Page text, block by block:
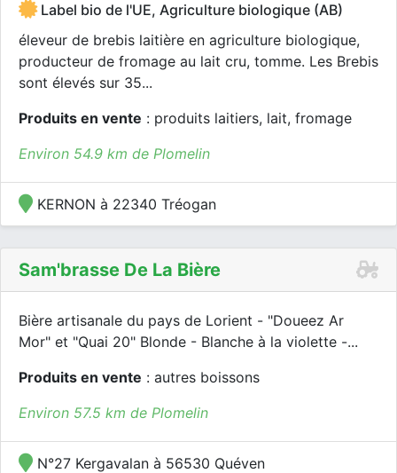
Label bio de l'UE, Agriculture biologique (AB)
éleveur de brebis laitière en agriculture biologique,
producteur de fromage au lait cru, tomme. Les Brebis
sont élevés sur 35...
Produits en vente : produits laitiers, lait, fromage
Environ 54.9 km de Plomelin
KERNON à 22340 Tréogan
Sam'brasse De La Bière
Bière artisanale du pays de Lorient - "Doueez Ar
Mor" et "Quai 20" Blonde - Blanche à la violette -...
Produits en vente : autres boissons
Environ 57.5 km de Plomelin
N°27 Kergavalan à 56530 Quéven